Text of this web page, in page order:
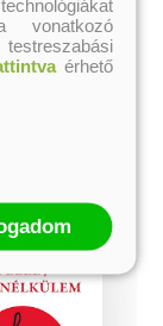
vonatkozó
érhető